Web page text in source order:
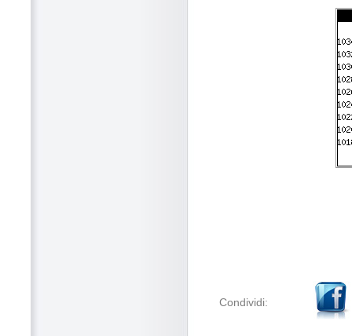
Condividi: